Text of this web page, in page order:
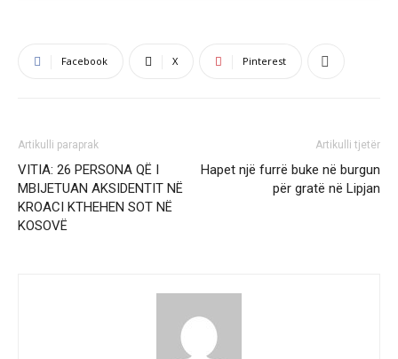
Facebook X Pinterest
Artikulli paraprak
VITIA: 26 PERSONA QË I
MBIJETUAN AKSIDENTIT NË
KROACI KTHEHEN SOT NË
KOSOVË
Artikulli tjetër
Hapet një furrë buke në burgun
për gratë në Lipjan